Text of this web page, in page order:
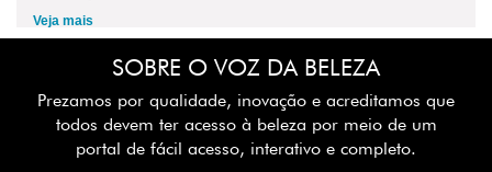
Veja mais
SOBRE O VOZ DA BELEZA
Prezamos por qualidade, inovação e acreditamos que
todos devem ter acesso à beleza por meio de um
portal de fácil acesso, interativo e completo.